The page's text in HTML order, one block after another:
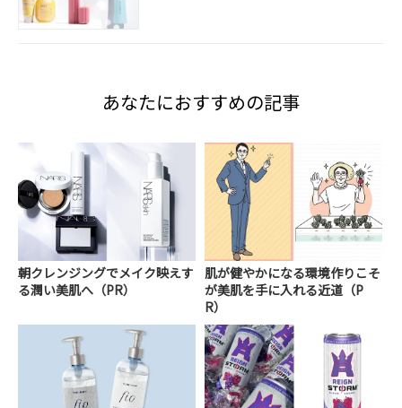
あなたにおすすめの記事
朝クレンジングでメイク映えす
る潤い美肌へ（PR）
肌が健やかになる環境作りこそ
が美肌を手に入れる近道（P
R）